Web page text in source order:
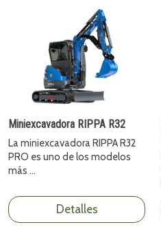
Miniexcavadora RIPPA R32
La miniexcavadora RIPPA R32
PRO es uno de los modelos
más ...
Detalles